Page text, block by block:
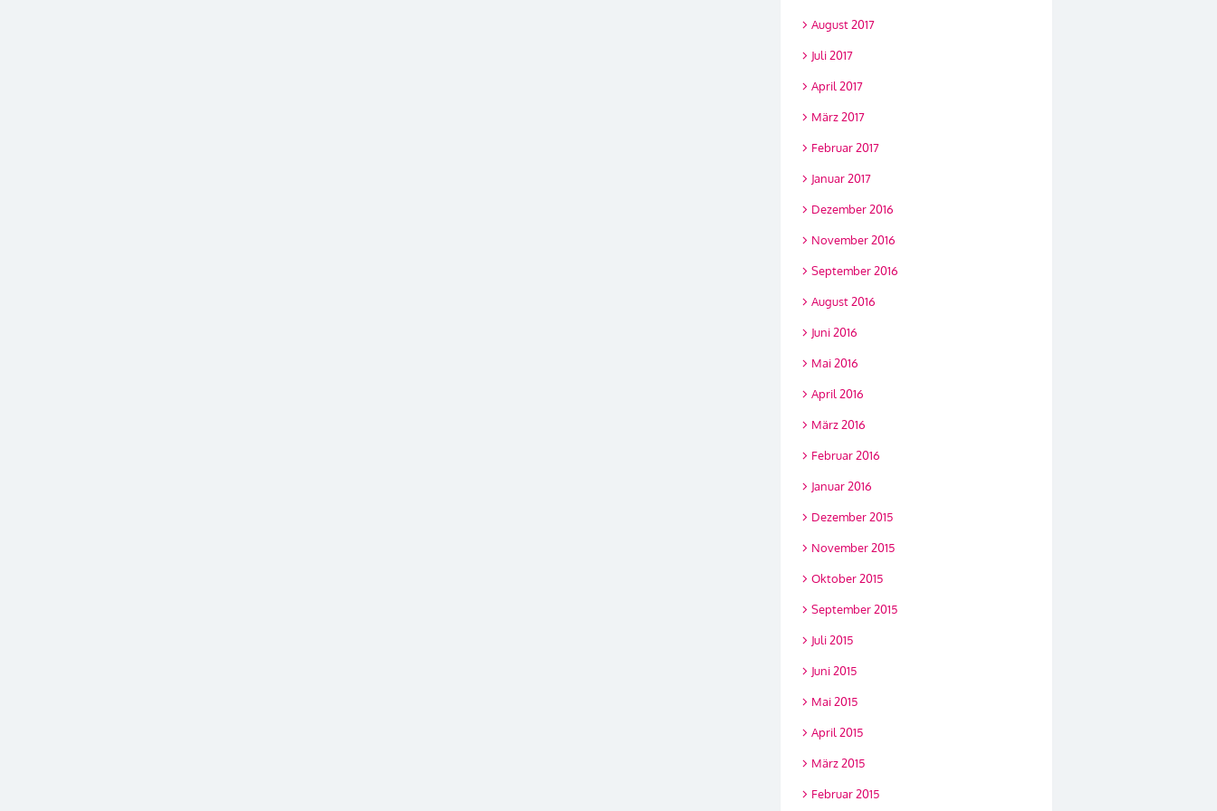
August 2017
Juli 2017
April 2017
März 2017
Februar 2017
Januar 2017
Dezember 2016
November 2016
September 2016
August 2016
Juni 2016
Mai 2016
April 2016
März 2016
Februar 2016
Januar 2016
Dezember 2015
November 2015
Oktober 2015
September 2015
Juli 2015
Juni 2015
Mai 2015
April 2015
März 2015
Februar 2015